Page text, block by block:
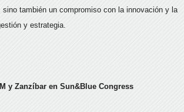
sino también un compromiso con la innovación y la
y estrategia.
y Zanzíbar en Sun&Blue Congress